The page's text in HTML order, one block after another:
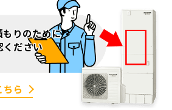
もりのために
ください
ちら